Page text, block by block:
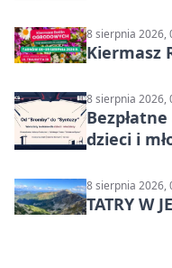
8 sierpnia 2026,
Kiermasz
8 sierpnia 2026,
dzieci i
8 sierpnia 2026,
TATRY W